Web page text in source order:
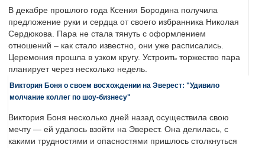
В декабре прошлого года Ксения Бородина получила
предложение руки и сердца от своего избранника Николая
Сердюкова. Пара не стала тянуть с оформлением
отношений – как стало известно, они уже расписались.
Церемония прошла в узком кругу. Устроить торжество пара
планирует через несколько недель.
Виктория Боня о своем восхождении на Эверест: "Удивило
молчание коллег по шоу-бизнесу"
Виктория Боня несколько дней назад осуществила свою
мечту — ей удалось взойти на Эверест. Она делилась, с
какими трудностями и опасностями пришлось столкнуться